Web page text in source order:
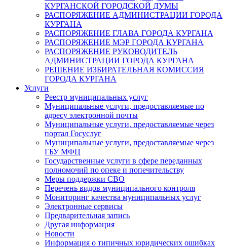
КУРГАНСКОЙ ГОРОДСКОЙ ДУМЫ
РАСПОРЯЖЕНИЕ АДМИНИСТРАЦИИ ГОРОДА
КУРГАНА
РАСПОРЯЖЕНИЕ ГЛАВА ГОРОДА КУРГАНА
РАСПОРЯЖЕНИЕ МЭР ГОРОДА КУРГАНА
РАСПОРЯЖЕНИЕ РУКОВОДИТЕЛЬ
АДМИНИСТРАЦИИ ГОРОДА КУРГАНА
РЕШЕНИЕ ИЗБИРАТЕЛЬНАЯ КОМИССИЯ
ГОРОДА КУРГАНА
Услуги
Реестр муниципальных услуг
Муниципальные услуги, предоставляемые по
адресу электронной почты
Муниципальные услуги, предоставляемые через
портал Госуслуг
Муниципальные услуги, предоставляемые через
ГБУ МФЦ
Государственные услуги в сфере переданных
полномочий по опеке и попечительству
Меры поддержки СВО
Перечень видов муниципального контроля
Мониторинг качества муниципальных услуг
Электронные сервисы
Предварительная запись
Другая информация
Новости
Информация о типичных юридических ошибках